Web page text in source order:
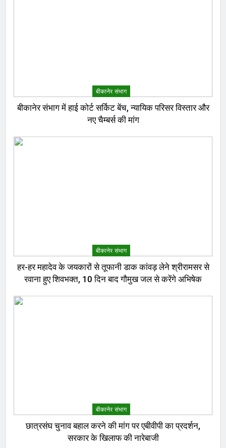
बीकानेर संभाग
बीकानेर संभाग में हाई कोर्ट सर्किट बेंच, न्यायिक परिसर विस्तार और
नए चैम्बर्स की मांग
बीकानेर संभाग
हर-हर महादेव के जयकारों से तूफानी डाक कांवड़ लेने श्रीरामसर से
रवाना हुए शिवभक्त, 10 दिन बाद गौमुख जल से करेंगे अभिषेक
बीकानेर संभाग
छात्रसंघ चुनाव बहाल करने की मांग पर एबीवीपी का प्रदर्शन,
सरकार के खिलाफ की नारेबाजी